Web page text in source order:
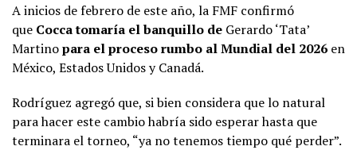
A inicios de febrero de este año, la FMF confirmó
que Cocca tomaría el banquillo de Gerardo ‘Tata’
Martinopara el proceso rumbo al Mundial del 2026 en
México, Estados Unidos y Canadá.
Rodríguez agregó que, si bien considera que lo natural
para hacer este cambio habría sido esperar hasta que
terminara el torneo, “ya no tenemos tiempo qué perder”.